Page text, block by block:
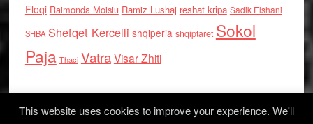
Floqi Raimonda Moisiu Ramiz Lushaj reshat kripa Sadik Elshani
SHBA Shefqet Kercelli shqiperia shqiptaret Sokol
Paja Thaci VatraVisar Zhiti
This website uses cookies to improve your experience. We'll